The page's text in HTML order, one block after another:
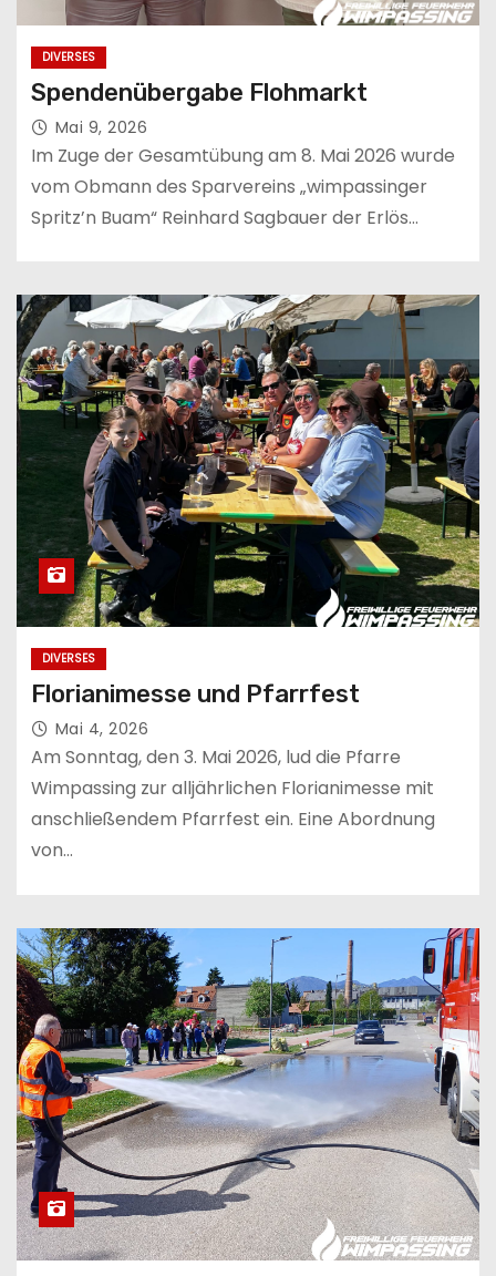
DIVERSES
Spendenübergabe Flohmarkt
Mai 9, 2026
Im Zuge der Gesamtübung am 8. Mai 2026 wurde
vom Obmann des Sparvereins „wimpassinger
Spritz’n Buam“ Reinhard Sagbauer der Erlös…
DIVERSES
Florianimesse und Pfarrfest
Mai 4, 2026
Am Sonntag, den 3. Mai 2026, lud die Pfarre
Wimpassing zur alljährlichen Florianimesse mit
anschließendem Pfarrfest ein. Eine Abordnung
von…